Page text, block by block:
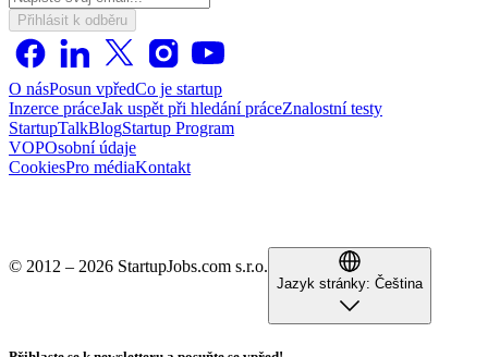
Přihlásit k odběru
O násPosun vpředCo je startup
Inzerce práceJak uspět při hledání práceZnalostní testy
StartupTalkBlogStartup Program
VOPOsobní údaje
CookiesPro médiaKontakt
© 2012 – 2026 StartupJobs.com s.r.o.
Jazyk stránky: Čeština